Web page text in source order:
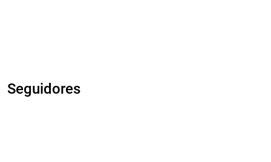
Seguidores